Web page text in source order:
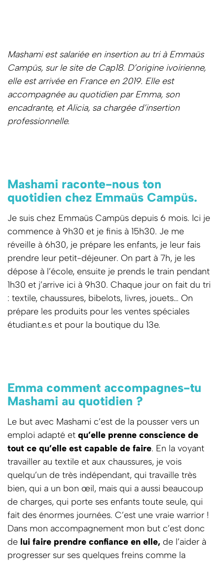
Mashami est salariée en insertion au tri à Emmaüs
Campüs, sur le site de Cap18. D’origine ivoirienne,
elle est arrivée en France en 2019. Elle est
accompagnée au quotidien par Emma, son
encadrante, et Alicia, sa chargée d’insertion
professionnelle.
Mashami raconte-nous ton
quotidien chez Emmaüs Campüs.
Je suis chez Emmaüs Campüs depuis 6 mois. Ici je
commence à 9h30 et je finis à 15h30. Je me
réveille à 6h30, je prépare les enfants, je leur fais
prendre leur petit-déjeuner. On part à 7h, je les
dépose à l’école, ensuite je prends le train pendant
1h30 et j’arrive ici à 9h30. Chaque jour on fait du tri
: textile, chaussures, bibelots, livres, jouets… On
prépare les produits pour les ventes spéciales
étudiant.e.s et pour la boutique du 13e.
Emma comment accompagnes-tu
Mashami au quotidien ?
Le but avec Mashami c’est de la pousser vers un
emploi adapté et qu’elle prenne conscience de
tout ce qu’elle est capable de faire. En la voyant
travailler au textile et aux chaussures, je vois
quelqu’un de très indépendant, qui travaille très
bien, qui a un bon œil, mais qui a aussi beaucoup
de charges, qui porte ses enfants toute seule, qui
fait des énormes journées. C’est une vraie warrior !
Dans mon accompagnement mon but c’est donc
de lui faire prendre confiance en elle, de l’aider à
progresser sur ses quelques freins comme la